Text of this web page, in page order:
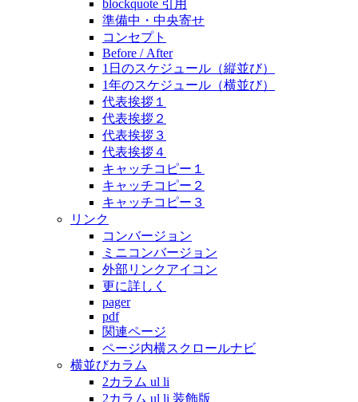
blockquote 引用
準備中・中央寄せ
コンセプト
Before / After
1日のスケジュール（縦並び）
1年のスケジュール（横並び）
代表挨拶１
代表挨拶２
代表挨拶３
代表挨拶４
キャッチコピー１
キャッチコピー２
キャッチコピー３
リンク
コンバージョン
ミニコンバージョン
外部リンクアイコン
更に詳しく
pager
pdf
関連ページ
ページ内横スクロールナビ
横並びカラム
2カラム ul li
2カラム ul li 装飾版